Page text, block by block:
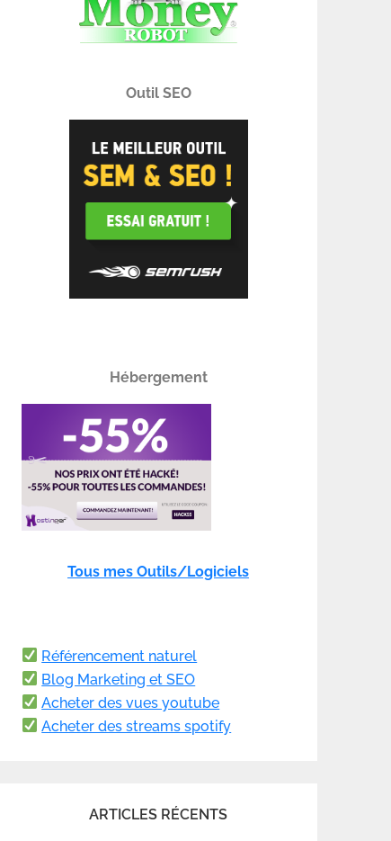
Outil SEO
Hébergement
Tous mes Outils/Logiciels
Référencement naturel
Blog Marketing et SEO
Acheter des vues youtube
Acheter des streams spotify
ARTICLES RÉCENTS